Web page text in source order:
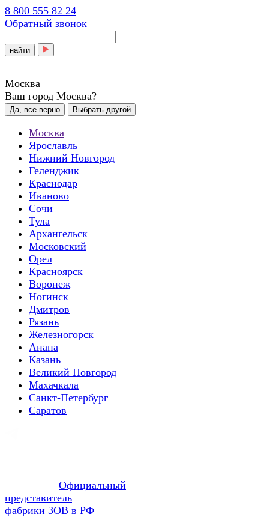
8 800 555 82 24
Обратный звонок
найти
Москва
Ваш город Москва?
Да, все верно Выбрать другой
Москва
Ярославль
Нижний Новгород
Геленджик
Краснодар
Иваново
Сочи
Тула
Архангельск
Московский
Орел
Красноярск
Воронеж
Ногинск
Дмитров
Рязань
Железногорск
Анапа
Казань
Великий Новгород
Махачкала
Санкт-Петербург
Саратов
Официальный
представитель
фабрики ЗОВ в РФ